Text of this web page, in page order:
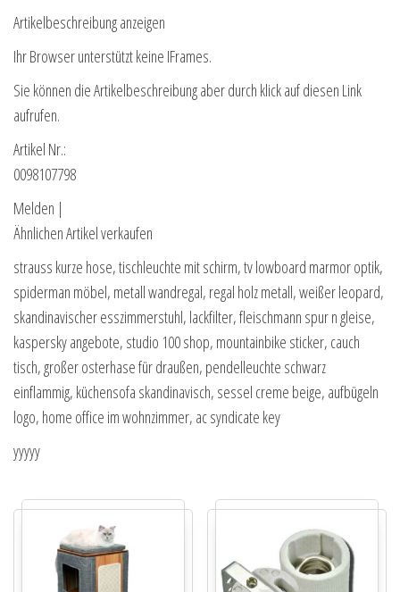
Artikelbeschreibung anzeigen
Ihr Browser unterstützt keine IFrames.
Sie können die Artikelbeschreibung aber durch klick auf diesen Link
aufrufen.
Artikel Nr.:
0098107798
Melden |
Ähnlichen Artikel verkaufen
strauss kurze hose, tischleuchte mit schirm, tv lowboard marmor optik,
spiderman möbel, metall wandregal, regal holz metall, weißer leopard,
skandinavischer esszimmerstuhl, lackfilter, fleischmann spur n gleise,
kaspersky angebote, studio 100 shop, mountainbike sticker, cauch
tisch, großer osterhase für draußen, pendelleuchte schwarz
einflammig, küchensofa skandinavisch, sessel creme beige, aufbügeln
logo, home office im wohnzimmer, ac syndicate key
yyyyy